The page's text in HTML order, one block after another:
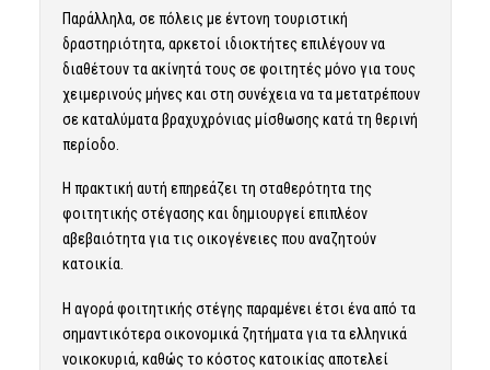
Παράλληλα, σε πόλεις με έντονη τουριστική
δραστηριότητα, αρκετοί ιδιοκτήτες επιλέγουν να
διαθέτουν τα ακίνητά τους σε φοιτητές μόνο για τους
χειμερινούς μήνες και στη συνέχεια να τα μετατρέπουν
σε καταλύματα βραχυχρόνιας μίσθωσης κατά τη θερινή
περίοδο.
Η πρακτική αυτή επηρεάζει τη σταθερότητα της
φοιτητικής στέγασης και δημιουργεί επιπλέον
αβεβαιότητα για τις οικογένειες που αναζητούν
κατοικία.
Η αγορά φοιτητικής στέγης παραμένει έτσι ένα από τα
σημαντικότερα οικονομικά ζητήματα για τα ελληνικά
νοικοκυριά, καθώς το κόστος κατοικίας αποτελεί